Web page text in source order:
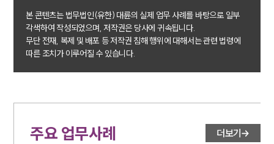
대륜법률상담예약
본 콘텐츠는 법무법인(유한) 대륜의 실제 업무 사례를 바탕으로 일부
각색하여 작성되었으며, 저작권은 당사에 귀속됩니다.
무단 전재, 복제 및 배포 등 저작권 침해 행위에 대해서는 관련 법령에
따른 조치가 이루어질 수 있습니다.
주요 업무사례 더보기